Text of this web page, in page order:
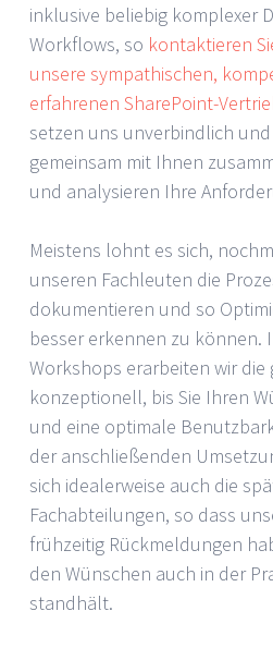
inklusive beliebig komplexer
Workflows, so kontaktieren
unsere sympathischen,
erfahrenen SharePoint-
setzen uns unverbindlich
gemeinsam mit Ihnen
und analysieren Ihre
Meistens lohnt es sich,
unseren Fachleuten die
dokumentieren und so
besser erkennen zu können.
Workshops erarbeiten wir
konzeptionell, bis Sie Ihren
und eine optimale
der anschließenden
sich idealerweise auch die
Fachabteilungen, so dass
frühzeitig Rückmeldungen
den Wünschen auch in der
standhält.